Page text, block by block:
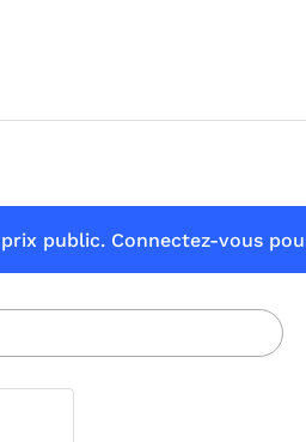
public. Connectez-vous